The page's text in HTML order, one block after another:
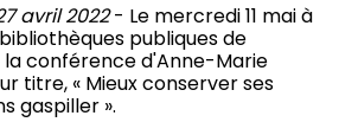
avril 2022- Le mercredi 11 mai à
bibliothèques publiques de
conférence d'Anne-Marie
titre, « Mieux conserver ses
gaspiller ».